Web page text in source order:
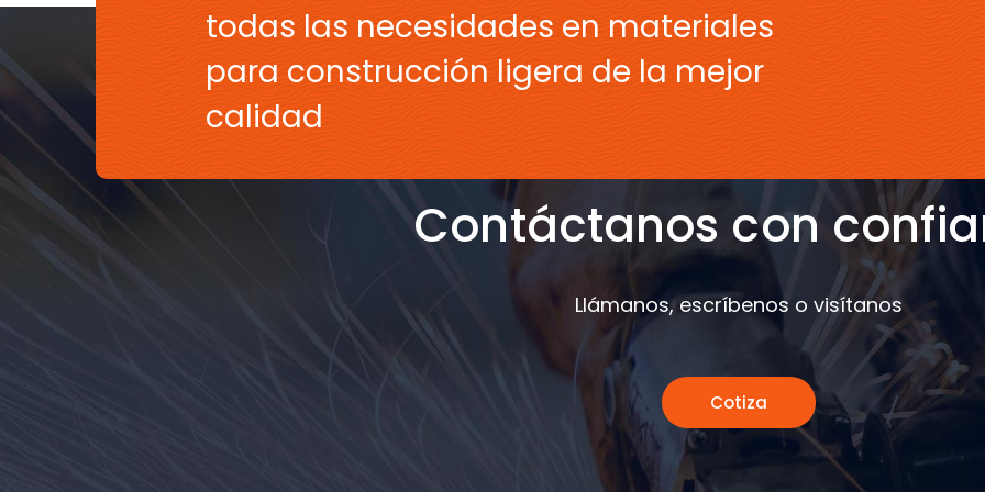
todas las necesidades en materiales
para construcción ligera de la mejor
calidad
Contáctanos con
Llámanos, escríbenos o visítanos
Cotiza